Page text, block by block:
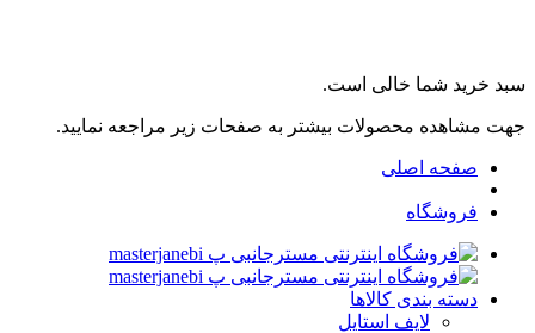
سبد خرید شما خالی است.
جهت مشاهده محصولات بیشتر به صفحات زیر مراجعه نمایید.
صفحه اصلی
فروشگاه
دسته بندی کالاها
لایف استایل